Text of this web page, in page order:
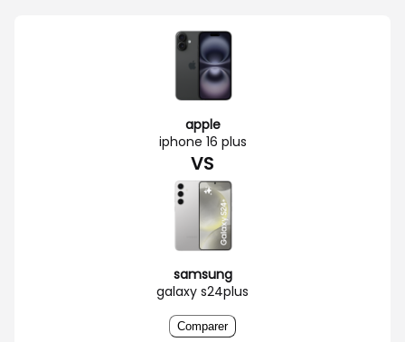
apple
iphone 16 plus
VS
samsung
galaxy s24plus
Comparer